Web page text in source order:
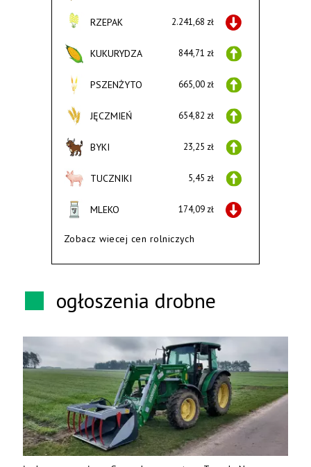
RZEPAK 2.241,68 zł
KUKURYDZA 844,71 zł
PSZENŻYTO 665,00 zł
JĘCZMIEŃ 654,82 zł
BYKI 23,25 zł
TUCZNIKI 5,45 zł
MLEKO 174,09 zł
Zobacz wiecej cen rolniczych
ogłoszenia drobne